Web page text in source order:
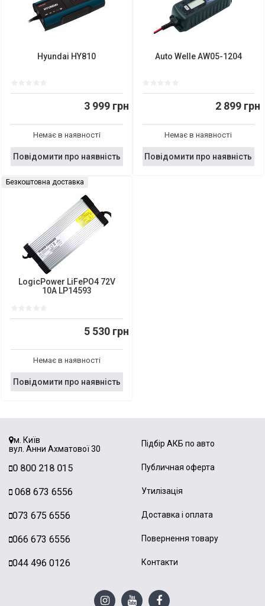
Hyundai HY810
3 999 грн
Немає в наявності
Повідомити про наявність
Auto Welle AW05-1204
2 899 грн
Немає в наявності
Повідомити про наявність
Безкоштовна доставка
LogicPower LiFePO4 72V
10A LP14593
5 530 грн
Немає в наявності
Повідомити про наявність
м. Київ
вул. Анни Ахматової 30
0 800 218 015
068 673 6556
073 675 6556
066 673 6556
044 496 0126
Підбір АКБ по авто
Публичная оферта
Утилізація
Доставка і оплата
Повернення товару
Контакти